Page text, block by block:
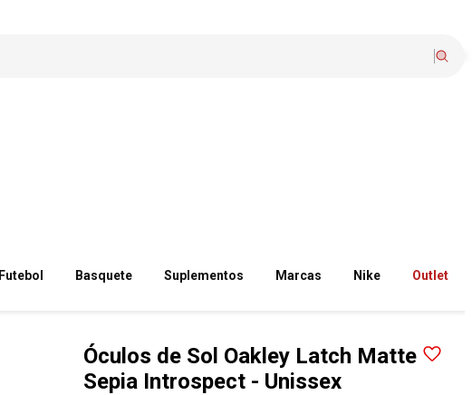
Futebol Basquete Suplementos Marcas Nike Outlet
Óculos de Sol Oakley Latch Matte
Sepia Introspect - Unissex